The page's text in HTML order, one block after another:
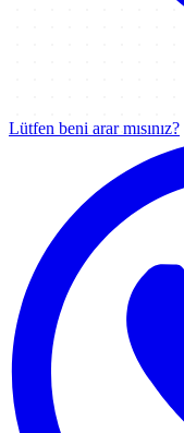
Lütfen beni arar mısınız?